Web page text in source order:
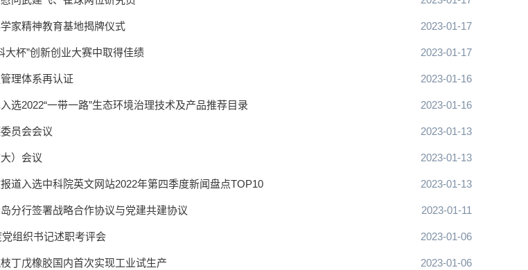
家精神教育基地揭牌仪式 2023-01-17
大杯”创新创业大赛中取得佳绩 2023-01-17
理体系再认证 2023-01-16
选2022“一带一路”生态环境治理技术及产品推荐目录 2023-01-16
员会会议 2023-01-13
）会议 2023-01-13
道入选中科院英文网站2022年第四季度新闻盘点TOP10 2023-01-13
分行签署战略合作协议与党建共建协议 2023-01-11
组织书记述职考评会 2023-01-06
丁戊橡胶国内首次实现工业试生产 2023-01-06